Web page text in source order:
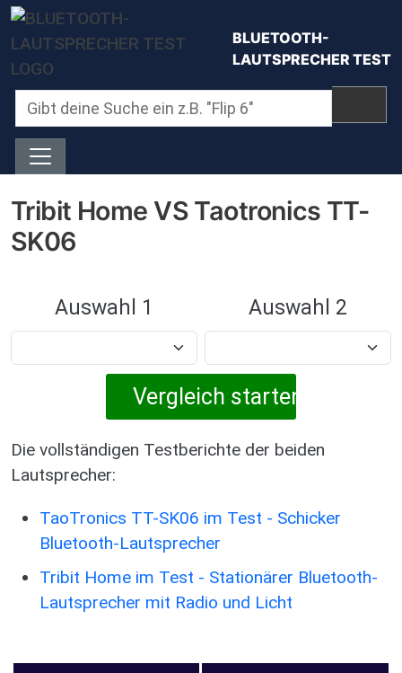
Direkt zum Inhalt
BLUETOOTH-
LAUTSPRECHER TEST
Tribit Home VS Taotronics TT-
SK06
Auswahl 1 Auswahl 2
Die vollständigen Testberichte der beiden
Lautsprecher:
TaoTronics TT-SK06 im Test - Schicker
Bluetooth-Lautsprecher
Tribit Home im Test - Stationärer Bluetooth-
Lautsprecher mit Radio und Licht